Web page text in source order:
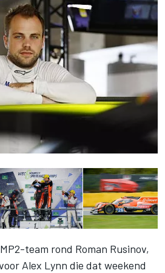
team rond Roman Rusinov,
Alex Lynn die dat weekend